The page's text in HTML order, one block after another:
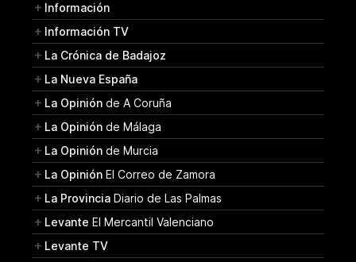
Información
Información TV
La Crónica de Badajoz
La Nueva España
La Opinión de A Coruña
La Opinión de Málaga
La Opinión de Murcia
La Opinión El Correo de Zamora
La Provincia Diario de Las Palmas
Levante El Mercantil Valenciano
Levante TV